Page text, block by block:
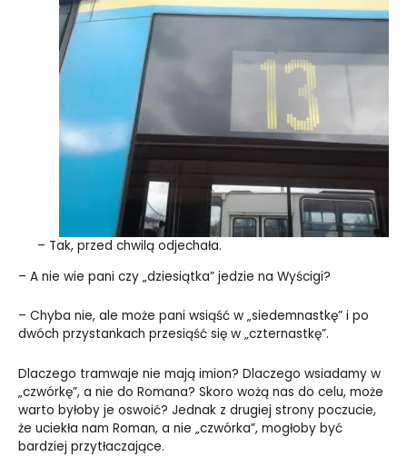
– Tak, przed chwilą odjechała.
– A nie wie pani czy „dziesiątka” jedzie na Wyścigi?
– Chyba nie, ale może pani wsiąść w „siedemnastkę” i po
dwóch przystankach przesiąść się w „czternastkę”.
Dlaczego tramwaje nie mają imion? Dlaczego wsiadamy w
„czwórkę”, a nie do Romana? Skoro wożą nas do celu, może
warto byłoby je oswoić? Jednak z drugiej strony poczucie,
że uciekła nam Roman, a nie „czwórka”, mogłoby być
bardziej przytłaczające.